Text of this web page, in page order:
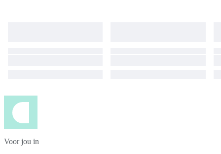
Voor jou in